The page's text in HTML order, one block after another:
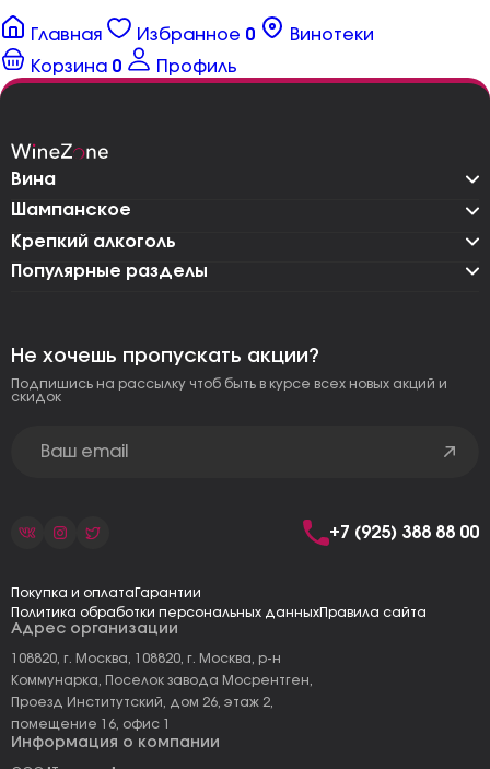
Главная Избранное 0
Винотеки
Корзина 0 Профиль
Вина
Шампанское
Крепкий алкоголь
Популярные разделы
Адрес организации
108820, г. Москва, 108820, г. Москва, р-н
Коммунарка, Поселок завода Мосрентген,
Проезд Институтский, дом 26, этаж 2,
помещение 16, офис 1
Информация о компании
Не хочешь пропускать акции?
Подпишись на рассылку чтоб быть в курсе всех новых акций и
скидок
+7 (925) 388 88 00
Покупка и оплата Гарантии
Политика обработки персональных данныхПравила сайта